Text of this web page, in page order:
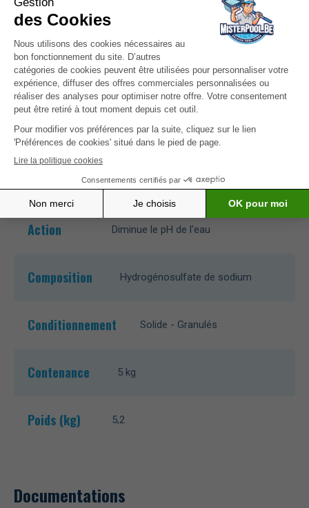
Bonne nouvelle! En configurant votre piscine sur
MisterPool, vous disposerez de dosage
personnalisé pour ce produit,pour paramétrer
votre piscine.>
Caractéristiques
Action Diminue le pH de l'eau
Composition Hydrogénosulfate de sodium
Conditionnement Solide - Granulés
Contenance 5 kg
Poids (kg) 5,2
Documentations